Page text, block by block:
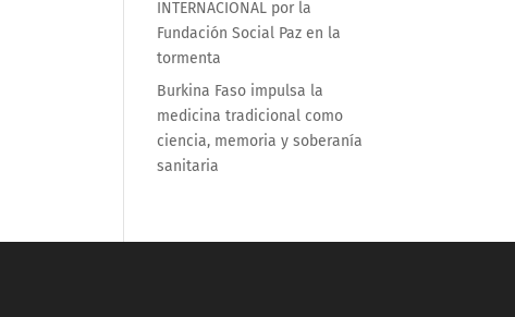
INTERNACIONAL por la
Fundación Social Paz en la
tormenta
Burkina Faso impulsa la
medicina tradicional como
ciencia, memoria y soberanía
sanitaria